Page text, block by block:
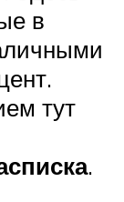
в
тут
.